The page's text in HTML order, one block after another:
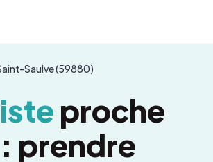
Saulve (59880)
proche
prendre